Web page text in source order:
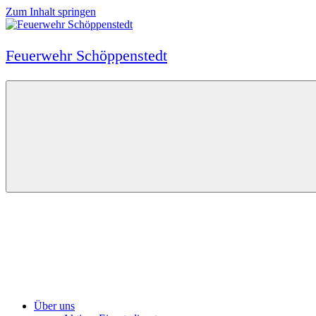
Zum Inhalt springen
Feuerwehr Schöppenstedt
Über uns